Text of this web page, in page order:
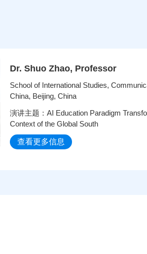
Dr. Shuo Zhao, Professor
School of International Studies,
China, Beijing, China
演讲主题：AI Education Paradigm
Context of the Global South
查看更多信息